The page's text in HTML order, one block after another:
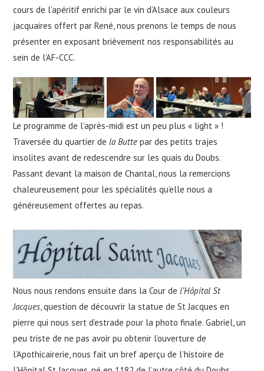
cours de l’apéritif enrichi par le vin d’Alsace aux couleurs
jacquaires offert par René, nous prenons le temps de nous
présenter en exposant brièvement nos responsabilités au
sein de l’AF-CCC.
Le programme de l’après-midi est un peu plus « light » !
Traversée du quartier dela Butte par des petits trajes
insolites avant de redescendre sur les quais du Doubs.
Passant devant la maison de Chantal, nous la remercions
chaleureusement pour les spécialités qu’elle nous a
généreusement offertes au repas.
Nous nous rendons ensuite dans la Cour del’Hôpital St
Jacques, question de découvrir la statue de St Jacques en
pierre qui nous sert d’estrade pour la photo finale. Gabriel, un
peu triste de ne pas avoir pu obtenir l’ouverture de
l’Apothicairerie, nous fait un bref aperçu de l’histoire de